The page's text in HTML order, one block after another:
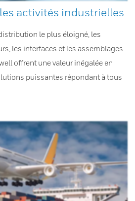
activités industrielles
le plus éloigné, les
les interfaces et les assemblages
offrent une valeur inégalée en
puissantes répondant à tous